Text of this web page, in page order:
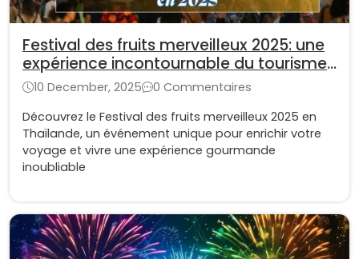
Festival des fruits merveilleux 2025: une
expérience incontournable du tourisme
en Thaïlande
10 December, 2025
0 Commentaires
Découvrez le Festival des fruits merveilleux 2025 en
Thaïlande, un événement unique pour enrichir votre
voyage et vivre une expérience gourmande
inoubliable